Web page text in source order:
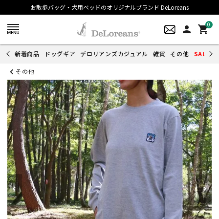
お散歩バッグ・犬用ベッドのオリジナルブランド DeLoreans
person 0
shopping_cart
新着商品 ドッグギア デロリアンズカジュアル 雑貨 その他 SALE
その他